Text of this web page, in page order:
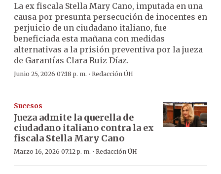
La ex fiscala Stella Mary Cano, imputada en una
causa por presunta persecución de inocentes en
perjuicio de un ciudadano italiano, fue
beneficiada esta mañana con medidas
alternativas a la prisión preventiva por la jueza
de Garantías Clara Ruiz Díaz.
Junio 25, 2026 07:18 p. m. · Redacción ÚH
Sucesos
Jueza admite la querella de
ciudadano italiano contra la ex
fiscala Stella Mary Cano
Marzo 16, 2026 07:12 p. m. · Redacción ÚH